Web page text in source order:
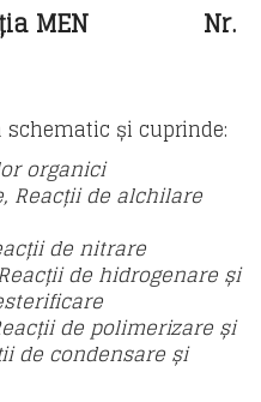
MEN Nr.
și cuprinde:
organici
Reacții de alchilare
de nitrare
de hidrogenare și
de polimerizare și
de condensare și